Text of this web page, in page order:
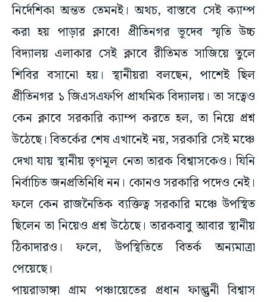
নির্দেশিকা অন্তত তেমনই। অথচ, বাস্তবে সেই ক্যাম্প
করা হয় পাড়ার ক্লাবে! প্রীতিনগর ভূদেব স্মৃতি উচ্চ
বিদ্যালয় এলাকার সেই ক্লাবে রীতিমত সাজিয়ে তুলে
শিবির বসানো হয়। স্থানীয়রা বলছেন, পাশেই ছিল
প্রীতিনগর ১ জিএসএফপি প্রাথমিক বিদ্যালয়। তা সত্বেও
কেন ক্লাবে সরকারি ক্যাম্প করতে হল, তা নিয়ে প্রশ্ন
উঠেছে। বিতর্কের শেষ এখানেই নয়, সরকারি সেই মঞ্চে
দেখা যায় স্থানীয় তৃণমূল নেতা তারক বিশ্বাসকেও। যিনি
নির্বাচিত জনপ্রতিনিধি নন। কোনও সরকারি পদেও নেই।
ফলে কেন রাজনৈতিক ব্যক্তিত্ব সরকারি মঞ্চে উপস্থিত
ছিলেন তা নিয়েও প্রশ্ন উঠেছে। তারকবাবু আবার স্থানীয়
ঠিকাদারও। ফলে, উপস্থিতিতে বিতর্ক অন্যমাত্রা
পেয়েছে।
পায়রাডাঙ্গা গ্রাম পঞ্চায়েতের প্রধান ফাল্গুনী বিশ্বাস